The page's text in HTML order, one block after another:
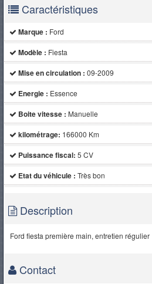
Caractéristiques
Marque : Ford
Modèle : Fiesta
Mise en circulation : 09-2009
Energie : Essence
Boite vitesse : Manuelle
kilométrage: 166000 Km
Puissance fiscal: 5 CV
Etat du véhicule : Très bon
Description
Ford fiesta première main, entretien régulier
Contact